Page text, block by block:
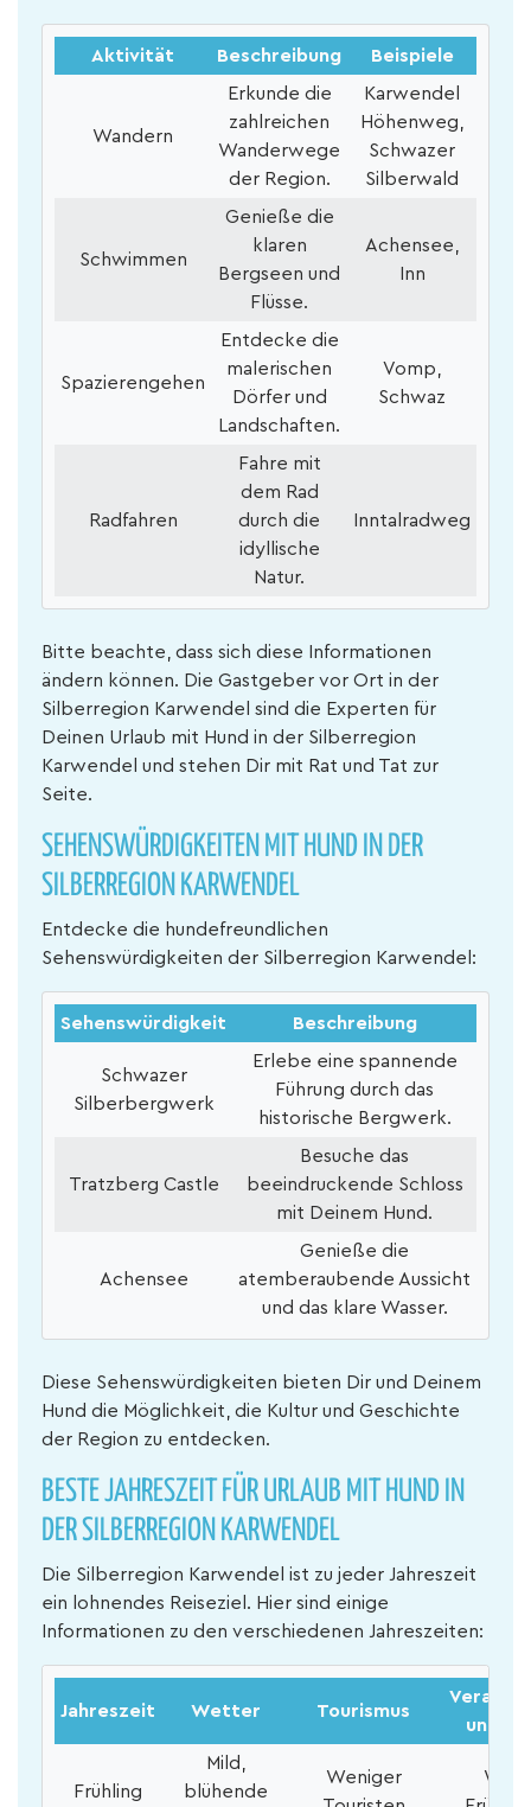
Aktivität Beschreibung Beispiele
Wandern
Erkunde die
zahlreichen
Wanderwege
der Region.
Karwendel
Höhenweg,
Schwazer
Silberwald
Schwimmen
Genieße die
klaren
Bergseen und
Flüsse.
Achensee,
Inn
Spazierengehen
Entdecke die
malerischen
Dörfer und
Landschaften.
Vomp,
Schwaz
Radfahren
Fahre mit
dem Rad
durch die
idyllische
Natur.
Inntalradweg
Bitte beachte, dass sich diese Informationen
ändern können. Die Gastgeber vor Ort in der
Silberregion Karwendel sind die Experten für
Deinen Urlaub mit Hund in der Silberregion
Karwendel und stehen Dir mit Rat und Tat zur
Seite.
SEHENSWÜRDIGKEITEN MIT HUND IN DER
SILBERREGION KARWENDEL
Entdecke die hundefreundlichen
Sehenswürdigkeiten der Silberregion Karwendel:
Sehenswürdigkeit Beschreibung
Schwazer
Silberbergwerk
Erlebe eine spannende
Führung durch das
historische Bergwerk.
Tratzberg Castle
Besuche das
beeindruckende Schloss
mit Deinem Hund.
Achensee
Genieße die
atemberaubende Aussicht
und das klare Wasser.
Diese Sehenswürdigkeiten bieten Dir und Deinem
Hund die Möglichkeit, die Kultur und Geschichte
der Region zu entdecken.
BESTE JAHRESZEIT FÜR URLAUB MIT HUND IN
DER SILBERREGION KARWENDEL
Die Silberregion Karwendel ist zu jeder Jahreszeit
ein lohnendes Reiseziel. Hier sind einige
Informationen zu den verschiedenen Jahreszeiten:
Jahreszeit Wetter Tourismus
und
Frühling
Mild,
blühende
Weniger